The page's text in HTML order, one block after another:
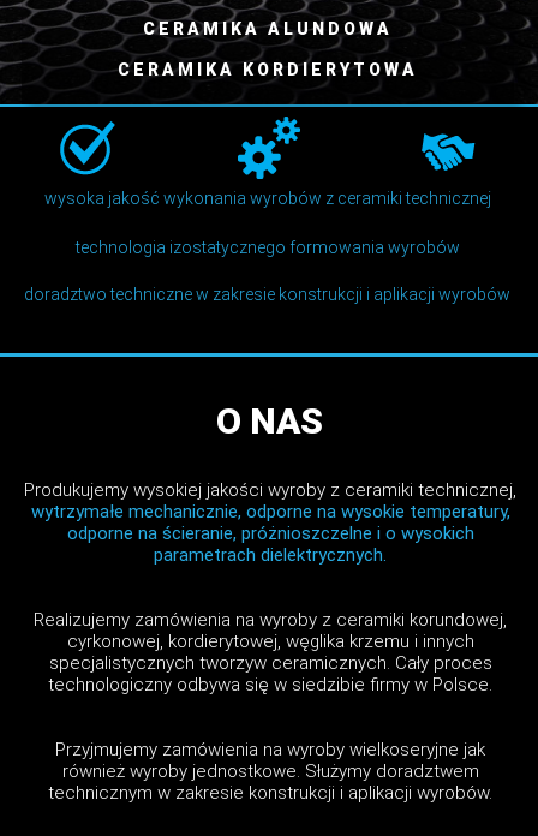
CERAMIKA ALUNDOWA
CERAMIKA KORDIERYTOWA
KONTAKT
wysoka jakość wykonania wyrobów z ceramiki technicznej
technologia izostatycznego formowania wyrobów
doradztwo techniczne w zakresie konstrukcji i aplikacji wyrobów
O NAS
Produkujemy wysokiej jakości wyroby z ceramiki technicznej,
wytrzymałe mechanicznie, odporne na wysokie temperatury,
odporne na ścieranie, próżnioszczelne i o wysokich
parametrach dielektrycznych.
Realizujemy zamówienia na wyroby z ceramiki korundowej,
cyrkonowej, kordierytowej, węglika krzemu i innych
specjalistycznych tworzyw ceramicznych. Cały proces
technologiczny odbywa się w siedzibie firmy w Polsce.
Przyjmujemy zamówienia na wyroby wielkoseryjne jak
również wyroby jednostkowe. Służymy doradztwem
technicznym w zakresie konstrukcji i aplikacji wyrobów.